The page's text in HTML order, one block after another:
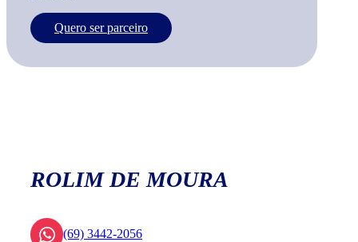
Quero ser parceiro
ROLIM DE MOURA
(69) 3442-2056